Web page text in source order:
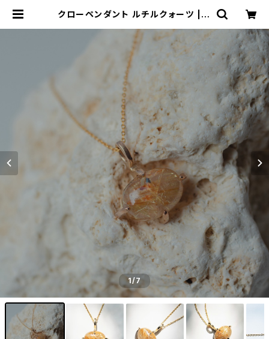
クローペンダント ルチルクォーツ | N
1/7